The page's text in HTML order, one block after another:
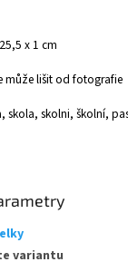
x 1 cm
může lišit od fotografie
skola, skolni, školní,
variantu